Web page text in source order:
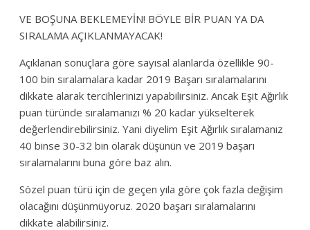
VE BOŞUNA BEKLEMEYİN! BÖYLE BİR PUAN YA DA
SIRALAMA AÇIKLANMAYACAK!
Açıklanan sonuçlara göre sayısal alanlarda özellikle 90-
100 bin sıralamalara kadar 2019 Başarı sıralamalarını
dikkate alarak tercihlerinizi yapabilirsiniz. Ancak Eşit Ağırlık
puan türünde sıralamanızı % 20 kadar yükselterek
değerlendirebilirsiniz. Yani diyelim Eşit Ağırlık sıralamanız
40 binse 30-32 bin olarak düşünün ve 2019 başarı
sıralamalarını buna göre baz alın.
Sözel puan türü için de geçen yıla göre çok fazla değişim
olacağını düşünmüyoruz. 2020 başarı sıralamalarını
dikkate alabilirsiniz.